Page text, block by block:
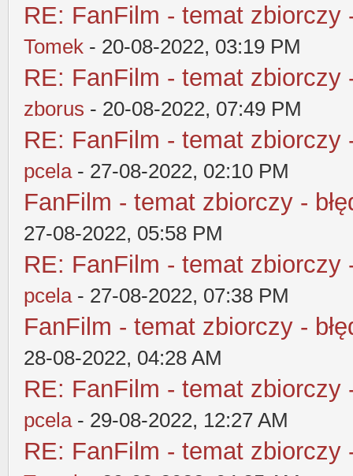
RE: FanFilm - temat zbiorczy
Tomek - 20-08-2022, 03:19 PM
RE: FanFilm - temat zbiorczy
zborus - 20-08-2022, 07:49 PM
RE: FanFilm - temat zbiorczy
pcela- 27-08-2022, 02:10 PM
FanFilm - temat zbiorczy -
27-08-2022, 05:58 PM
RE: FanFilm - temat zbiorczy
pcela- 27-08-2022, 07:38 PM
FanFilm - temat zbiorczy -
28-08-2022, 04:28 AM
RE: FanFilm - temat zbiorczy
pcela- 29-08-2022, 12:27 AM
RE: FanFilm - temat zbiorczy